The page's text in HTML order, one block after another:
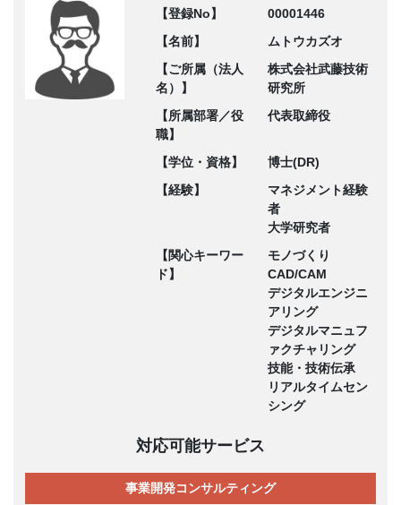
【登録No】
00001446
【名前】
ムトウカズオ
【ご所属（法人
名）】
株式会社武藤技術
研究所
【所属部署／役
職】
代表取締役
【学位・資格】
博士(DR)
【経験】
マネジメント経験
者
大学研究者
【関心キーワー
ド】
モノづくり
CAD/CAM
デジタルエンジニ
アリング
デジタルマニュフ
ァクチャリング
技能・技術伝承
リアルタイムセン
シング
対応可能サービス
事業開発コンサルティング